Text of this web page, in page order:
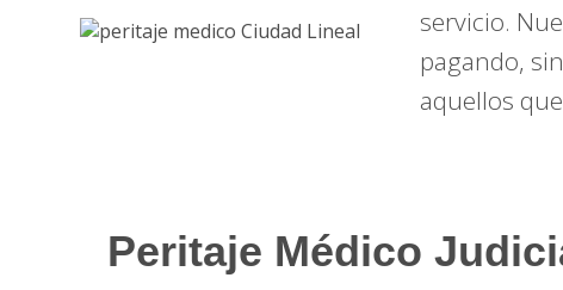
servicio.
pagando,
aquellos
Peritaje Médico